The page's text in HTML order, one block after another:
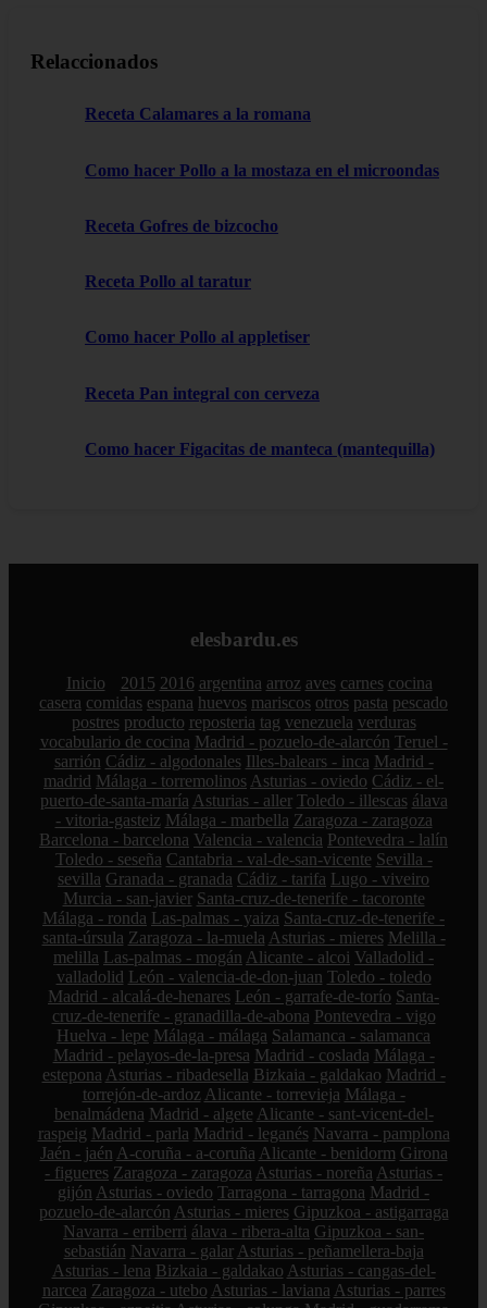
Relaccionados
Receta Calamares a la romana
Como hacer Pollo a la mostaza en el microondas
Receta Gofres de bizcocho
Receta Pollo al taratur
Como hacer Pollo al appletiser
Receta Pan integral con cerveza
Como hacer Figacitas de manteca (mantequilla)
elesbardu.es
Inicio 2015 2016 argentina arroz aves carnes cocina
casera comidas espana huevos mariscos otros pasta pescado
postres producto reposteria tag venezuela verduras
vocabulario de cocina Madrid - pozuelo-de-alarcón Teruel -
sarrión Cádiz - algodonales Illes-balears - inca Madrid -
madrid Málaga - torremolinos Asturias - oviedo Cádiz - el-
puerto-de-santa-maría Asturias - aller Toledo - illescas álava
- vitoria-gasteiz Málaga - marbella Zaragoza - zaragoza
Barcelona - barcelona Valencia - valencia Pontevedra - lalín
Toledo - seseña Cantabria - val-de-san-vicente Sevilla -
sevilla Granada - granada Cádiz - tarifa Lugo - viveiro
Murcia - san-javier Santa-cruz-de-tenerife - tacoronte
Málaga - ronda Las-palmas - yaiza Santa-cruz-de-tenerife -
santa-úrsula Zaragoza - la-muela Asturias - mieres Melilla -
melilla Las-palmas - mogán Alicante - alcoi Valladolid -
valladolid León - valencia-de-don-juan Toledo - toledo
Madrid - alcalá-de-henares León - garrafe-de-torío Santa-
cruz-de-tenerife - granadilla-de-abona Pontevedra - vigo
Huelva - lepe Málaga - málaga Salamanca - salamanca
Madrid - pelayos-de-la-presa Madrid - coslada Málaga -
estepona Asturias - ribadesella Bizkaia - galdakao Madrid -
torrejón-de-ardoz Alicante - torrevieja Málaga -
benalmádena Madrid - algete Alicante - sant-vicent-del-
raspeig Madrid - parla Madrid - leganés Navarra - pamplona
Jaén - jaén A-coruña - a-coruña Alicante - benidorm Girona
- figueres Zaragoza - zaragoza Asturias - noreña Asturias -
gijón Asturias - oviedo Tarragona - tarragona Madrid -
pozuelo-de-alarcón Asturias - mieres Gipuzkoa - astigarraga
Navarra - erriberri álava - ribera-alta Gipuzkoa - san-
sebastián Navarra - galar Asturias - peñamellera-baja
Asturias - lena Bizkaia - galdakao Asturias - cangas-del-
narcea Zaragoza - utebo Asturias - laviana Asturias - parres